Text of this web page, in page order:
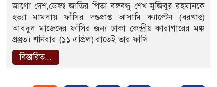
জাগো দেশ,ডেস্কঃ জাতির পিতা বঙ্গবন্ধু শেখ মুজিবুর রহমানকে
হত্যা মামলায় ফাঁসির দণ্ডপ্রাপ্ত আসামি ক্যাপ্টেন (বরখাস্ত)
আবদুল মাজেদের ফাঁসির জন্য ঢাকা কেন্দ্রীয় কারাগারের মঞ্চ
প্রস্তুত। শনিবার (১১ এপ্রিল) রাতেই তার ফাঁসি
বিস্তারিত...